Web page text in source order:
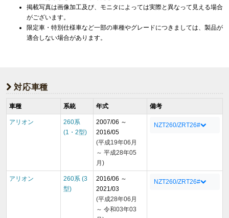
掲載写真は画像加工及び、モニタによっては実際と異なって見える場合
がございます。
限定車・特別仕様車など一部の車種やグレードにつきましては、製品が
適合しない場合があります。
対応車種
車種 系統 年式 備考
アリオン
260系
(1・2型)
2007/06 ～
2016/05
(平成19年06月
～ 平成28年05
月)
NZT260/ZRT26#
アリオン
260系 (3
型)
2016/06 ～
2021/03
(平成28年06月
～ 令和03年03
NZT260/ZRT26#